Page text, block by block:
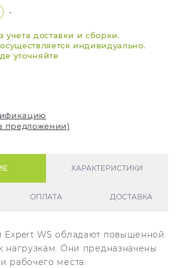
-
учета доставки и сборки.
индивидуально.
уточняйте
предложении)
ХАРАКТЕРИСТИКИ
ОПЛАТА ДОСТАВКА
Expert WS обладают повышенной
нагрузкам. Они предназначены
рабочего места.